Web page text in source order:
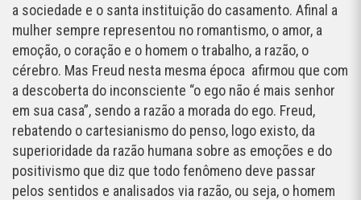
a sociedade e o santa instituição do casamento. Afinal a
mulher sempre representou no romantismo, o amor, a
emoção, o coração e o homem o trabalho, a razão, o
cérebro. Mas Freud nesta mesma época afirmou que com
a descoberta do inconsciente “o ego não é mais senhor
em sua casa”, sendo a razão a morada do ego. Freud,
rebatendo o cartesianismo do penso, logo existo, da
superioridade da razão humana sobre as emoções e do
positivismo que diz que todo fenômeno deve passar
pelos sentidos e analisados via razão, ou seja, o homem